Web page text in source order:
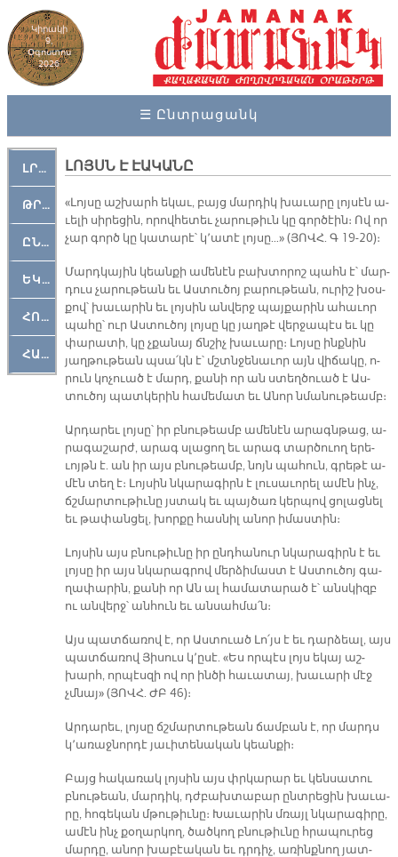
Կիրակի
9,
Օգոստոս
2026
☰ Ընտրացանկ
ԼՐԱՀՈՍ
ԹՐՔԱՀԱՅ ԿԵԱՆՔ
ԸՆԿԵՐԱՄՇԱԿՈՒԹԱՅԻՆ
ԵԿԵՂԵՑԱԿԱՆ
ՀՈԳԵՄՏԱՒՈՐ
ՀԱՐԹԱԿ
ԼՈՅՍՆ Է ԷԱԿԱՆԸ
«Լոյ­սը աշ­խարհ ե­կաւ, բայց մար­դիկ խա­ւա­րը լոյ­սէն ա­
ւե­լի սի­րե­ցին, ո­րով­հե­տեւ չա­րու­թիւն կը գոր­ծէին։ Ով որ
չար գործ կը կա­տա­րէ՝ կ՚ա­տէ լոյ­սը…» (ՅՈՎՀ. Գ 19-20)։
Մարդ­կա­յին կեան­քի ա­մե­նէն բախ­տո­րոշ պահն է՝ մար­
դուս չա­րու­թեան եւ Աս­տու­ծոյ բա­րու­թեան, ու­րիշ խօս­
քով՝ խա­ւա­րին եւ լոյ­սին ան­վերջ պայ­քա­րին ա­հա­ւոր
պա­հը՝ ուր Աս­տու­ծոյ լոյ­սը կը յաղ­թէ վեր­ջա­պէս եւ կը
փա­րա­տի, կը չքա­նայ ճնշիչ խա­ւա­րը։ Լոյ­սը ինք­նին
յաղ­թու­թեան պսա՛կն է՝ մշտնջե­նա­ւոր այն վի­ճա­կը, ո­
րուն կո­չուած է մարդ, քա­նի որ ան ստեղ­ծուած է Աս­
տու­ծոյ պատ­կե­րին հա­մե­մատ եւ Ա­նոր նմա­նու­թեամբ։
Ար­դա­րեւ լոյ­սը՝ իր բնու­թեամբ ա­մե­նէն ա­րագն­թաց, ա­
րա­գա­շարժ, ա­րագ սլա­ցող եւ ա­րագ տար­ծուող ե­րե­
ւոյթն է. ան իր այս բնու­թեամբ, նոյն պա­հուն, գրե­թէ ա­
մէն տեղ է։ Լոյ­սին նկա­րա­գիրն է լու­սա­ւո­րել ա­մէն ինչ,
ճշմար­տու­թիւ­նը յստակ եւ պայ­ծառ կեր­պով ցո­լաց­նել
եւ թա­փան­ցել, խոր­քը հաս­նիլ ա­նոր ի­մաս­տին։
Լոյ­սին այս բնու­թիւ­նը իր ընդ­հա­նուր նկա­րա­գիրն է եւ
լոյ­սը իր այս նկա­րագ­րով մեր­ձի­մաստ է Աս­տու­ծոյ գա­
ղա­փա­րին, քա­նի որ Ան ալ հա­մա­տա­րած է՝ անս­կիզբ
ու ան­վերջ՝ ան­հուն եւ ան­սահ­մա՛ն։
Այս պատ­ճա­ռով է, որ Աս­տուած Լո՛յս է եւ դար­ձեալ, այս
պատ­ճա­ռով Յի­սուս կ՚ը­սէ. «Ես որ­պէս լոյս ե­կայ աշ­
խարհ, որ­պէս­զի ով որ ին­ծի հա­ւա­տայ, խա­ւա­րի մէջ
չմնայ» (ՅՈՎՀ. ԺԲ 46)։­
Ար­դա­րեւ, լոյ­սը ճշմար­տու­թեան ճամ­բան է, որ մարդս
կ՚ա­ռաջ­նոր­դէ յա­ւի­տե­նա­կան կեան­քի։
Բայց հա­կա­ռակ լոյ­սին այս փրկա­րար եւ կեն­սա­տու
բնու­թեան, մար­դիկ, դժբախ­տա­բար ընտ­րե­ցին խա­ւա­
րը, հո­գե­կան մթու­թիւ­նը։ Խա­ւա­րին մռայլ նկա­րա­գի­րը,
ա­մէն ինչ քօ­ղար­կող, ծած­կող բնու­թիւ­նը հրա­պու­րեց
մար­դը, ա­նոր խա­բէա­կան եւ դրդիչ, ա­ռինք­նող յատ­